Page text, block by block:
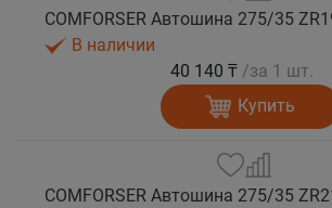
В наличии
40 140 ₸ /за 1 шт.
Купить